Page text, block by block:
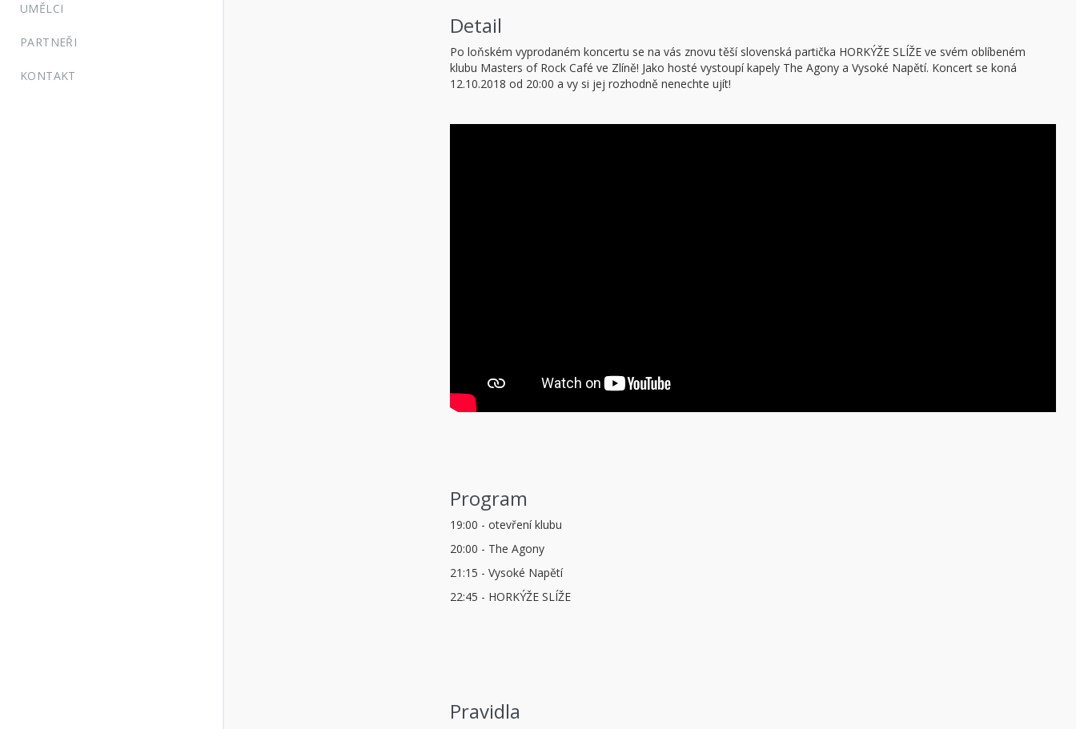
UMĚLCI
PARTNEŘI
KONTAKT
Detail
Po loňském vyprodaném koncertu se na vás znovu těší slovenská partička HORKÝŽE SLÍŽE ve svém oblíbeném
klubu Masters of Rock Café ve Zlíně! Jako hosté vystoupí kapely The Agony a Vysoké Napětí. Koncert se koná
12.10.2018 od 20:00 a vy si jej rozhodně nenechte ujít!
Program
19:00 - otevření klubu
20:00 - The Agony
21:15 - Vysoké Napětí
22:45 - HORKÝŽE SLÍŽE
Pravidla